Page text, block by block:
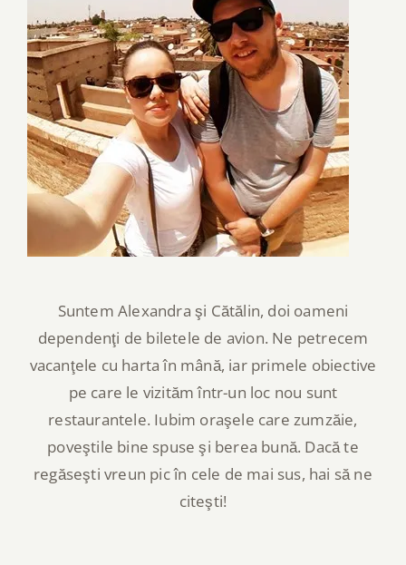
Suntem Alexandra şi Cătălin, doi oameni
dependenţi de biletele de avion. Ne petrecem
vacanţele cu harta în mână, iar primele obiective
pe care le vizităm într-un loc nou sunt
restaurantele. Iubim oraşele care zumzăie,
poveştile bine spuse şi berea bună. Dacă te
regăseşti vreun pic în cele de mai sus, hai să ne
citeşti!